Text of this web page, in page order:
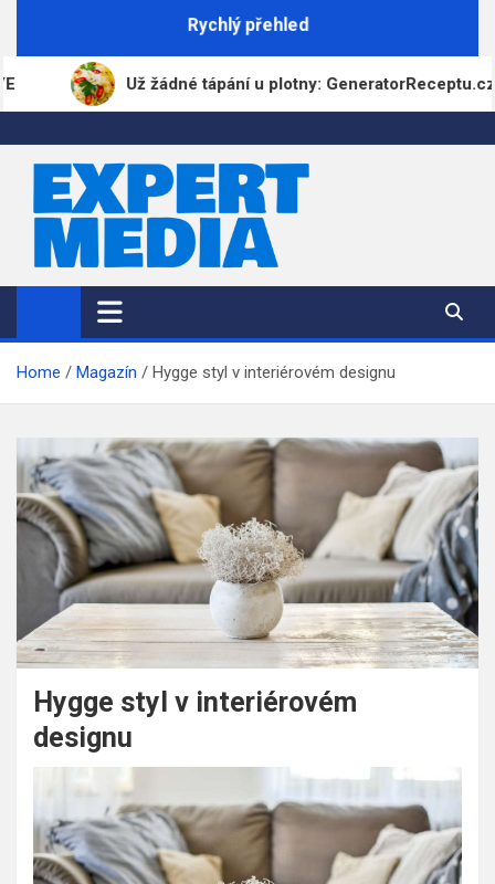
Rychlý přehled
Už žádné tápání u plotny: GeneratorReceptu.cz
ExpertMedia.cz
Magazín informací
Home Magazín Hygge styl v interiérovém designu
Hygge styl v interiérovém
designu